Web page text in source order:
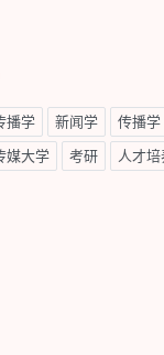
播学 新闻学 传播学
媒大学 考研 人才培